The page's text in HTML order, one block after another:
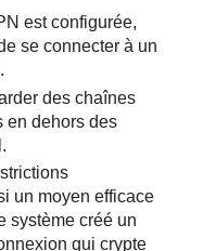
est configurée,
se connecter à un
des chaînes
en dehors des
un moyen efficace
système créé un
qui crypte